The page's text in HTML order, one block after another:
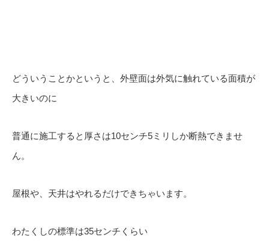
どういうことかというと、外壁面は外気に触れている面積が
大きいのに
普通に施工すると厚さは10センチ5ミリしか断熱できませ
ん。
屋根や、天井はやれるだけできちゃいます。
わたくしの標準は35センチくらい